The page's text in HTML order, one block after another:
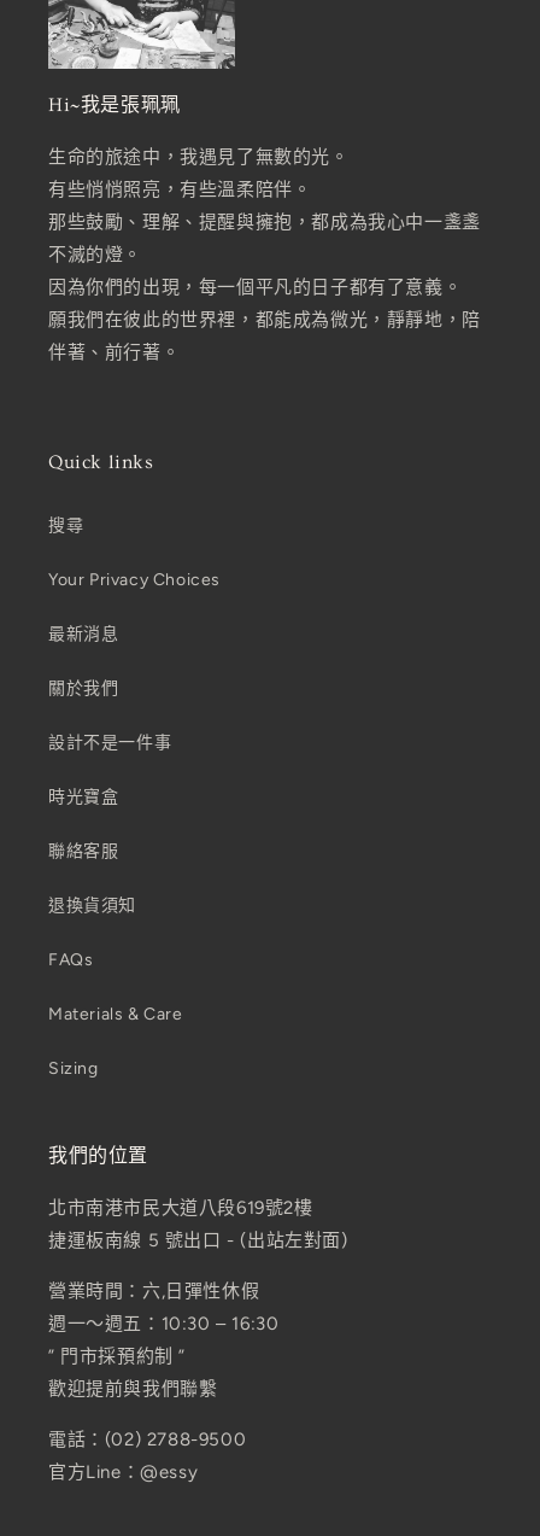
Hi~我是張珮珮
生命的旅途中，我遇見了無數的光。
有些悄悄照亮，有些溫柔陪伴。
那些鼓勵、理解、提醒與擁抱，都成為我心中一盞盞
不滅的燈。
因為你們的出現，每一個平凡的日子都有了意義。
願我們在彼此的世界裡，都能成為微光，靜靜地，陪
伴著、前行著。
Quick links
搜尋
Your Privacy Choices
最新消息
關於我們
設計不是一件事
時光寶盒
聯絡客服
退換貨須知
FAQs
Materials & Care
Sizing
我們的位置
北市南港市民大道八段619號2樓
捷運板南線 5 號出口 - (出站左對面)
營業時間：六,日彈性休假
週一～週五：10:30 – 16:30
” 門市採預約制 ”
歡迎提前與我們聯繫
電話：(02) 2788-9500
官方Line：@essy